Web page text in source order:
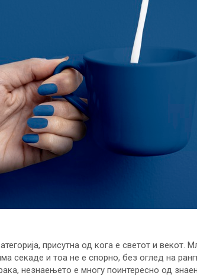
присутна од кога е светот и векот.
секаде и тоа не е спорно, без оглед на
рака, незнаењето е многу поинтересно од